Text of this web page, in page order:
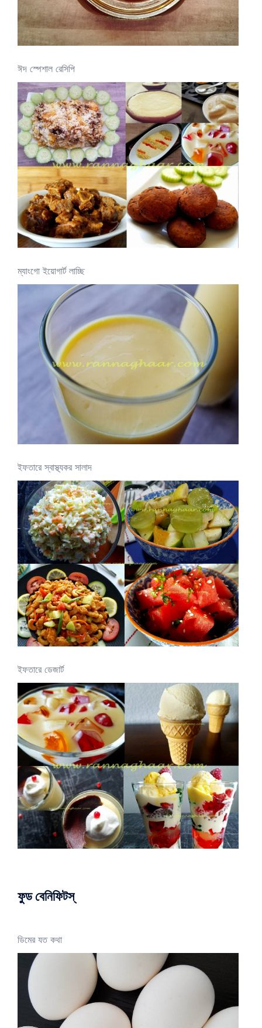
ঈদ স্পেশাল রেসিপি
ম্যাংগো ইয়োগার্ট লাচ্ছি
ইফতারে স্বাস্থ্যকর সালাদ
ইফতারে ডেজার্ট
ফুড বেনিফিটস্
ডিমের যত কথা